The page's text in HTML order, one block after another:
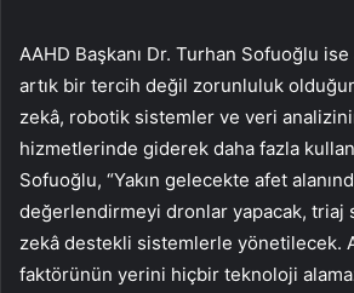
AAHD Başkanı Dr. Turhan Sofuoğlu ise
artık bir tercih değil zorunluluk
zekâ, robotik sistemler ve veri
hizmetlerinde giderek daha fazla
Sofuoğlu, “Yakın gelecekte afet
değerlendirmeyi dronlar yapacak, triaj
zekâ destekli sistemlerle yönetilecek.
faktörünün yerini hiçbir teknoloji